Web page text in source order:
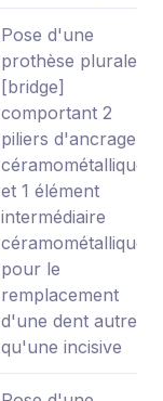
Pose d'une
prothèse plurale
[bridge]
comportant 2
piliers d'ancrage
céramométalliques
et 1 élément
intermédiaire
céramométallique
pour le
remplacement
d'une dent autre
qu'une incisive